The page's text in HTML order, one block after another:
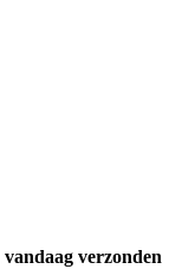
vandaag verzonden